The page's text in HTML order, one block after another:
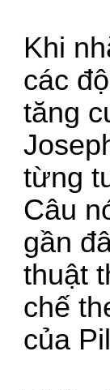
Khi
các
tăng
từng
Câu
gần
thuật
chế
của